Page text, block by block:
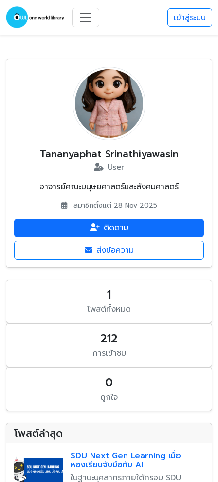
เข้าสู่ระบบ
Tananyaphat Srinathiyawasin
User
อาจารย์คณะมนุษยศาสตร์และสังคมศาสตร์
สมาชิกตั้งแต่ 28 Nov 2025
ติดตาม
ส่งข้อความ
1
โพสต์ทั้งหมด
212
การเข้าชม
0
ถูกใจ
โพสต์ล่าสุด
SDU Next Gen Learning เมื่อ
ห้องเรียนจับมือกับ AI
ในฐานะบุคลากรภายใต้กรอบ SDU